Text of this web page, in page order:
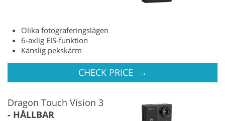
Olika fotograferingslägen
6-axlig EIS-funktion
Känslig pekskärm
CHECK PRICE →
Dragon Touch Vision 3
HÅLLBAR